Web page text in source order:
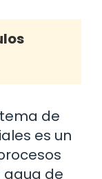
de
es un
agua de